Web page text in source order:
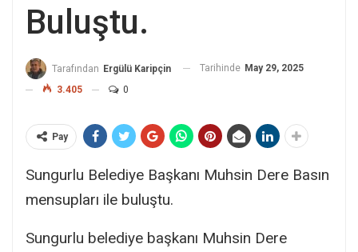
Buluştu.
Tarafından Ergülü Karipçin Tarihinde May 29, 2025
3.405
0
Pay
Sungurlu Belediye Başkanı Muhsin Dere Basın
mensupları ile buluştu.
Sungurlu belediye başkanı Muhsin Dere